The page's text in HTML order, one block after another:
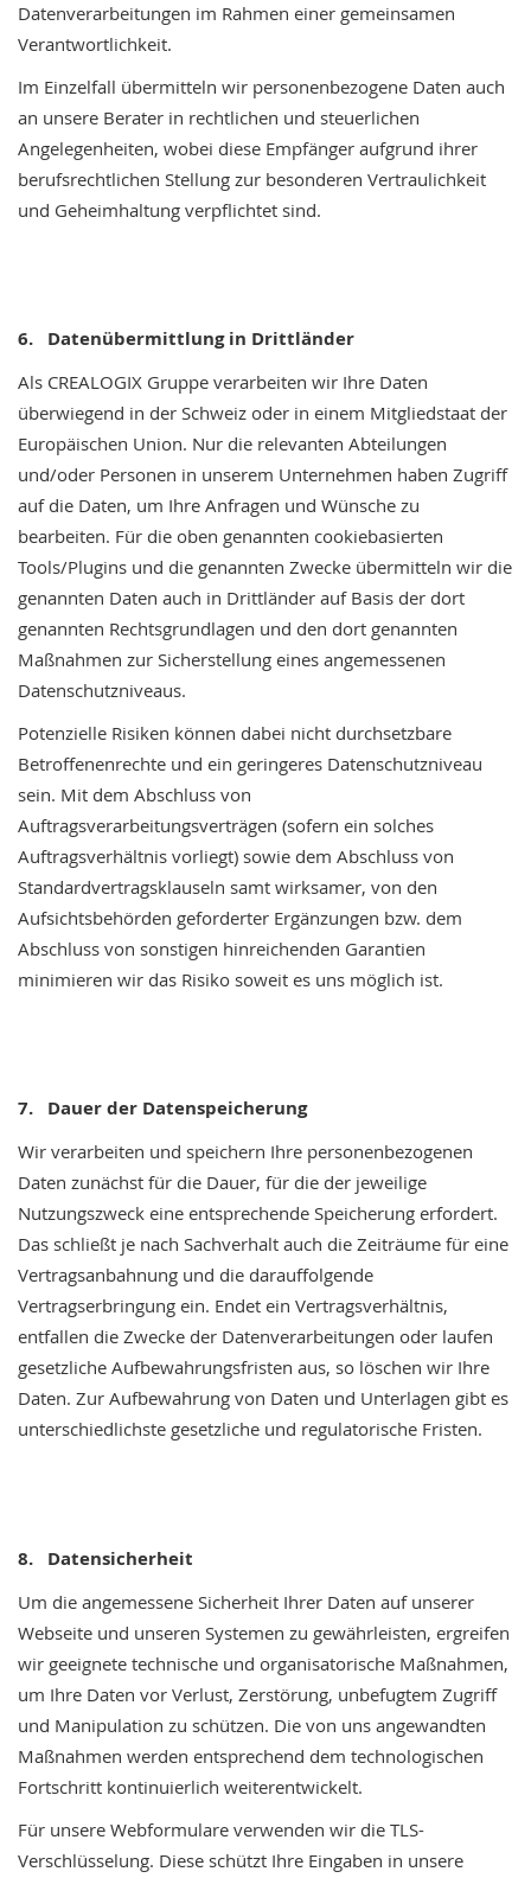
Datenverarbeitungen im Rahmen einer gemeinsamen
Verantwortlichkeit.
Im Einzelfall übermitteln wir personenbezogene Daten auch
an unsere Berater in rechtlichen und steuerlichen
Angelegenheiten, wobei diese Empfänger aufgrund ihrer
berufsrechtlichen Stellung zur besonderen Vertraulichkeit
und Geheimhaltung verpflichtet sind.
6. Datenübermittlung in Drittländer
Als CREALOGIX Gruppe verarbeiten wir Ihre Daten
überwiegend in der Schweiz oder in einem Mitgliedstaat der
Europäischen Union. Nur die relevanten Abteilungen
und/oder Personen in unserem Unternehmen haben Zugriff
auf die Daten, um Ihre Anfragen und Wünsche zu
bearbeiten. Für die oben genannten cookiebasierten
Tools/Plugins und die genannten Zwecke übermitteln wir die
genannten Daten auch in Drittländer auf Basis der dort
genannten Rechtsgrundlagen und den dort genannten
Maßnahmen zur Sicherstellung eines angemessenen
Datenschutzniveaus.
Potenzielle Risiken können dabei nicht durchsetzbare
Betroffenenrechte und ein geringeres Datenschutzniveau
sein. Mit dem Abschluss von
Auftragsverarbeitungsverträgen (sofern ein solches
Auftragsverhältnis vorliegt) sowie dem Abschluss von
Standardvertragsklauseln samt wirksamer, von den
Aufsichtsbehörden geforderter Ergänzungen bzw. dem
Abschluss von sonstigen hinreichenden Garantien
minimieren wir das Risiko soweit es uns möglich ist.
7. Dauer der Datenspeicherung
Wir verarbeiten und speichern Ihre personenbezogenen
Daten zunächst für die Dauer, für die der jeweilige
Nutzungszweck eine entsprechende Speicherung erfordert.
Das schließt je nach Sachverhalt auch die Zeiträume für eine
Vertragsanbahnung und die darauffolgende
Vertragserbringung ein. Endet ein Vertragsverhältnis,
entfallen die Zwecke der Datenverarbeitungen oder laufen
gesetzliche Aufbewahrungsfristen aus, so löschen wir Ihre
Daten. Zur Aufbewahrung von Daten und Unterlagen gibt es
unterschiedlichste gesetzliche und regulatorische Fristen.
8. Datensicherheit
Um die angemessene Sicherheit Ihrer Daten auf unserer
Webseite und unseren Systemen zu gewährleisten, ergreifen
wir geeignete technische und organisatorische Maßnahmen,
um Ihre Daten vor Verlust, Zerstörung, unbefugtem Zugriff
und Manipulation zu schützen. Die von uns angewandten
Maßnahmen werden entsprechend dem technologischen
Fortschritt kontinuierlich weiterentwickelt.
Für unsere Webformulare verwenden wir die TLS-
Verschlüsselung. Diese schützt Ihre Eingaben in unsere